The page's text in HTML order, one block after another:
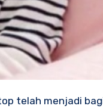
telah menjadi